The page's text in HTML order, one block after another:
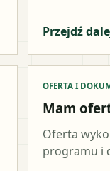
Przejdź
OFERTA I
Mam
Oferta
programu i